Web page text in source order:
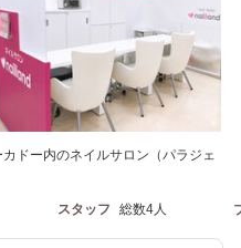
ドー内のネイルサロン（パラジェ
スタッフ 総数4人